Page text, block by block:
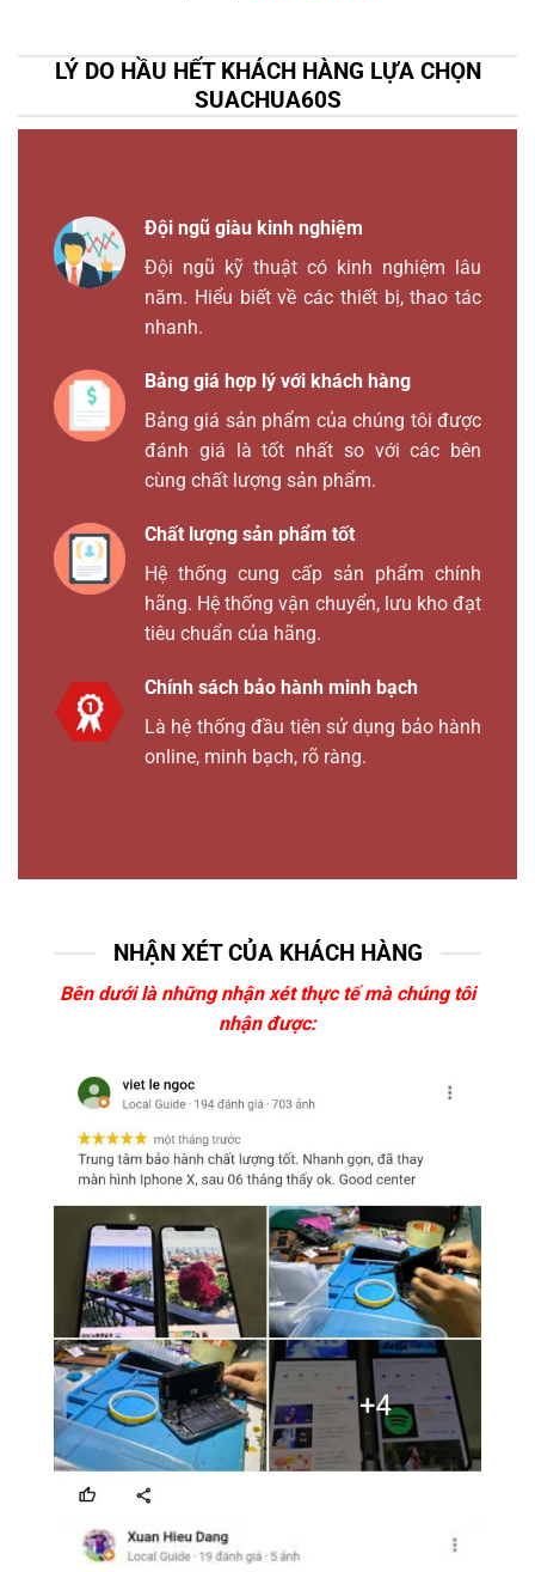
LÝ DO HẦU HẾT KHÁCH HÀNG LỰA CHỌN
SUACHUA60S
Đội ngũ giàu kinh nghiệm
Đội ngũ kỹ thuật có kinh nghiệm lâu
năm. Hiểu biết về các thiết bị, thao tác
nhanh.
Bảng giá hợp lý với khách hàng
Bảng giá sản phẩm của chúng tôi được
đánh giá là tốt nhất so với các bên
cùng chất lượng sản phẩm.
Chất lượng sản phẩm tốt
Hệ thống cung cấp sản phẩm chính
hãng. Hệ thống vận chuyển, lưu kho đạt
tiêu chuẩn của hãng.
Chính sách bảo hành minh bạch
Là hệ thống đầu tiên sử dụng bảo hành
online, minh bạch, rõ ràng.
NHẬN XÉT CỦA KHÁCH HÀNG
Bên dưới là những nhận xét thực tế mà chúng tôi
nhận được: